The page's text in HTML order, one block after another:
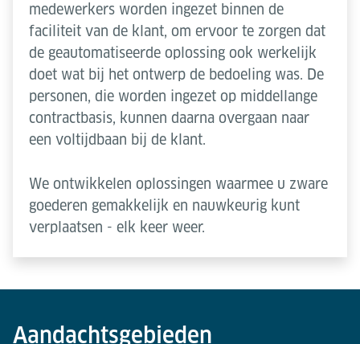
medewerkers worden ingezet binnen de
faciliteit van de klant, om ervoor te zorgen dat
de geautomatiseerde oplossing ook werkelijk
doet wat bij het ontwerp de bedoeling was. De
personen, die worden ingezet op middellange
contractbasis, kunnen daarna overgaan naar
een voltijdbaan bij de klant.
We ontwikkelen oplossingen waarmee u zware
goederen gemakkelijk en nauwkeurig kunt
verplaatsen - elk keer weer.
Aandachtsgebieden